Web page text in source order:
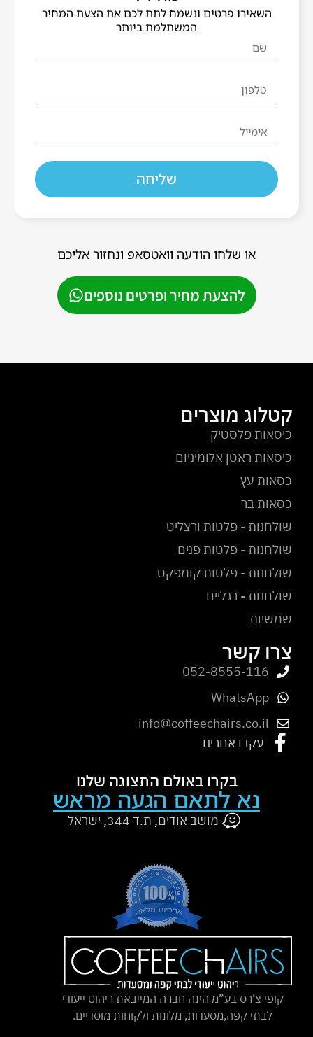
השאירו פרטים ונשמח לתת לכם את הצעת המחיר
המשתלמת ביותר
שליחה
או שלחו הודעה וואטסאפ ונחזור אליכם
להצעת מחיר ופרטים נוספים
קופי צ’רס בע”מ הינה חברה המייבאת ריהוט ייעודי
לבתי קפה,מסעדות, מלונות ולקוחות מוסדיים.
קטלוג מוצרים
כיסאות פלסטיק
כיסאות ראטן אלומיניום
כסאות עץ
כסאות בר
שולחנות - פלטות ורצליט
שולחנות - פלטות פנים
שולחנות - פלטות קומפקט
שולחנות - רגליים
שמשיות
צרו קשר
052-8555-116
WhatsApp
info@coffeechairs.co.il
עקבו אחרינו
בקרו באולם התצוגה שלנו
נא לתאם הגעה מראש
מושב אודים, ת.ד 344, ישראל